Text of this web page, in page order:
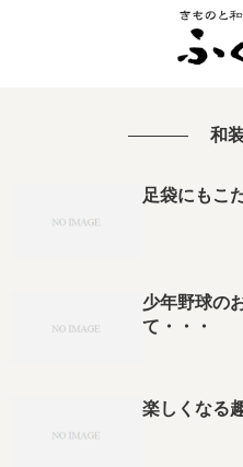
和
足袋にもこ
少年野球の
て・・・
楽しくなる